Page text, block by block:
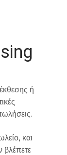
ή
και
βλέπετε